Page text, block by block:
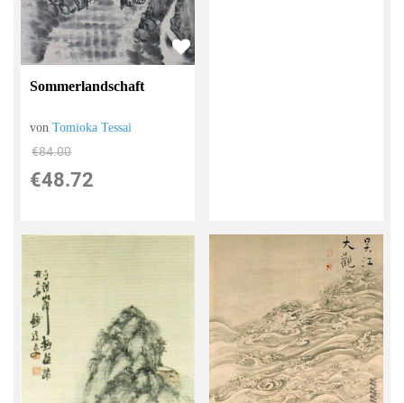
Sommerlandschaft
vonTomioka Tessai
€84.00
€48.72